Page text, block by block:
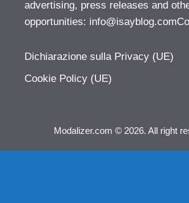
advertising, press releases and
opportunities:
Dichiarazione sulla Privacy (UE)
Cookie Policy (UE)
Modalizer.com © 2026. All right